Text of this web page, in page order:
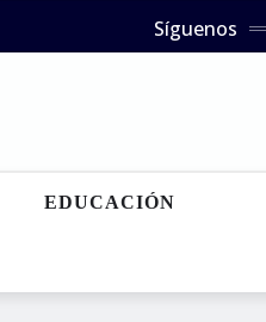
Síguenos
EDUCACIÓN